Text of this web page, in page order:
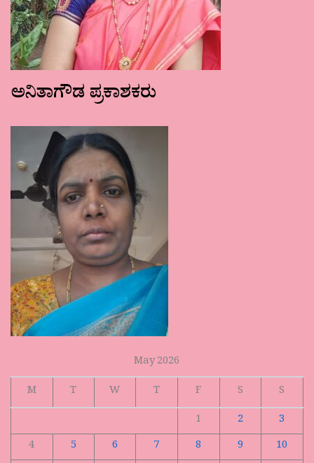
ಅನಿತಾಗೌಡ ಪ್ರಕಾಶಕರು
May 2026
M
T W T F S
S
1
2
3
4
5 6 7 8 9
10